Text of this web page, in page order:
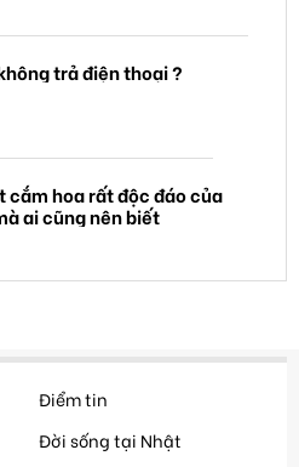
trả điện thoại ?
cắm hoa rất độc đáo của
ai cũng nên biết
Điểm tin
Đời sống tại Nhật